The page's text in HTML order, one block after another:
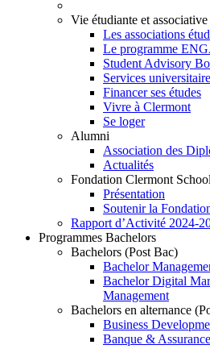
Vie étudiante et associative
Les associations
Le programme
Student Advisory
Services
Financer ses études
Vivre à Clermont
Se loger
Alumni
Association des
Actualités
Fondation Clermont
Présentation
Soutenir la
Rapport d’Activité 2024-
Programmes Bachelors
Bachelors (Post Bac)
Bachelor
Bachelor Digital
Management
Bachelors en alternance
Business
Banque & Assurance